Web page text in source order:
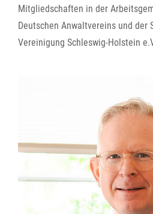
Mitgliedschaften in der
Deutschen Anwaltvereins und der
Vereinigung Schleswig-Holstein